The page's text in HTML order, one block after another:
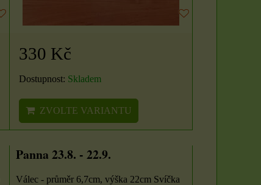
330 Kč
Dostupnost: Skladem
ZVOLTE VARIANTU
Panna 23.8. - 22.9.
Válec - průměr 6,7cm, výška 22cm Svíčka